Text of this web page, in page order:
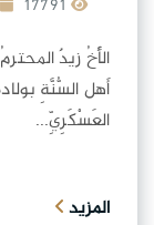
2019-04-21
الأَخُ زيدٌ
أَهل السُّنَّةِ
العَسْكَرِيِّ...
المزيد